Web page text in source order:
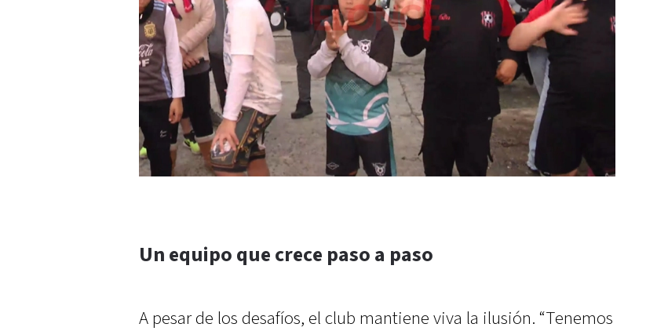
Un equipo que crece paso a paso
A pesar de los desafíos, el club mantiene viva la ilusión. “Tenemos